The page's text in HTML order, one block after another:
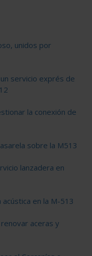
unidos por
servicio exprés de
la conexión de
sobre la M513
lanzadera en
acústica en la M-513
aceras y